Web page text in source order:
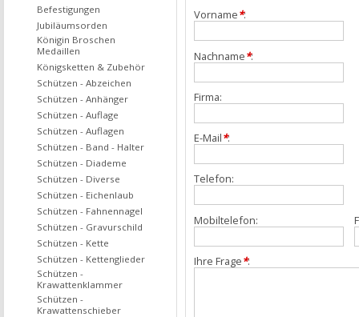
Vorname*:
Nachname*:
Firma:
E-Mail*:
Telefon:
Mobiltelefon:
Ihre Frage*:
Befestigungen
Jubiläumsorden
Königin Broschen
Medaillen
Königsketten & Zubehör
Schützen - Abzeichen
Schützen - Anhänger
Schützen - Auflage
Schützen - Auflagen
Schützen - Band - Halter
Schützen - Diademe
Schützen - Diverse
Schützen - Eichenlaub
Schützen - Fahnennagel
Schützen - Gravurschild
Schützen - Kette
Schützen - Kettenglieder
Schützen -
Krawattenklammer
Schützen -
Krawattenschieber